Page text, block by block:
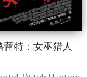
蕾特：女巫猎人